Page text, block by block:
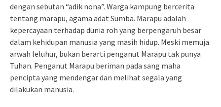
dengan sebutan “adik nona”. Warga kampung bercerita
tentang marapu, agama adat Sumba. Marapu adalah
kepercayaan terhadap dunia roh yang berpengaruh besar
dalam kehidupan manusia yang masih hidup. Meski memuja
arwah leluhur, bukan berarti penganut Marapu tak punya
Tuhan. Penganut Marapu beriman pada sang maha
pencipta yang mendengar dan melihat segala yang
dilakukan manusia.